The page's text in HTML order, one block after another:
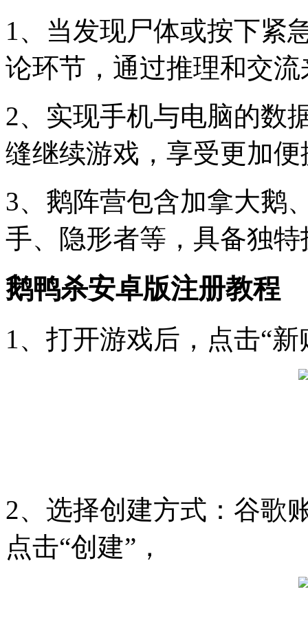
1、当发现尸体或按下紧
论环节，通过推理和交
2、实现手机与电脑的数
缝继续游戏，享受更加
3、鹅阵营包含加拿大鹅
手、隐形者等，具备独
鹅鸭杀安卓版注册教程
1、打开游戏后，点击“新
2、选择创建方式：谷歌
点击“创建”，